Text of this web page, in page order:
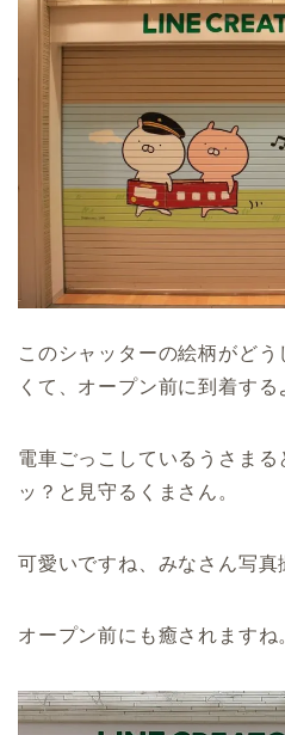
このシャッターの絵柄がど
くて、オープン前に到着する
電車ごっこしているうさま
ッ？と見守るくまさん。
可愛いですね、みなさん写真
オープン前にも癒されますね